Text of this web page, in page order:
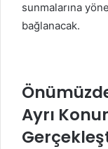
sunmalarına
bağlanacak.
Ayrı